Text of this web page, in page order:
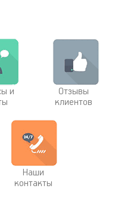
и
Отзывы
клиентов
Наши
контакты